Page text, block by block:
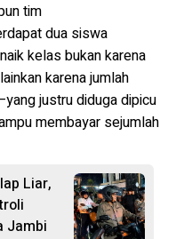
tim
dua siswa
kelas bukan karena
karena jumlah
justru diduga dipicu
membayar sejumlah
Liar,
Jambi